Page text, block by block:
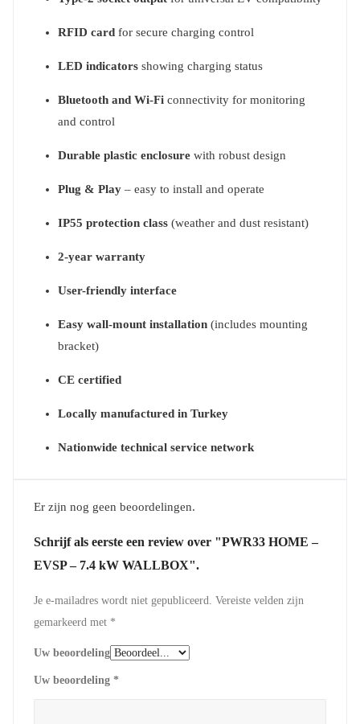
RFID card for secure charging control
LED indicators showing charging status
Bluetooth and Wi-Fi connectivity for monitoring
and control
Durable plastic enclosure with robust design
Plug & Play – easy to install and operate
IP55 protection class (weather and dust resistant)
2-year warranty
User-friendly interface
Easy wall-mount installation (includes mounting
bracket)
CE certified
Locally manufactured in Turkey
Nationwide technical service network
Er zijn nog geen beoordelingen.
Schrijf als eerste een review over "PWR33 HOME –
EVSP – 7.4 kW WALLBOX".
Je e-mailadres wordt niet gepubliceerd.
Vereiste velden zijn
gemarkeerd met *
Uw beoordeling
Uw beoordeling *